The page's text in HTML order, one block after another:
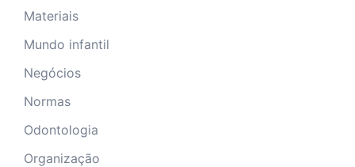
Materiais
Mundo infantil
Negócios
Normas
Odontologia
Organização